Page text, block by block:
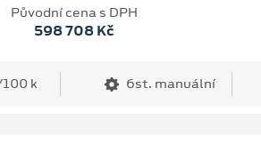
Původní cena s DPH
598 708 Kč
k 6st. manuální